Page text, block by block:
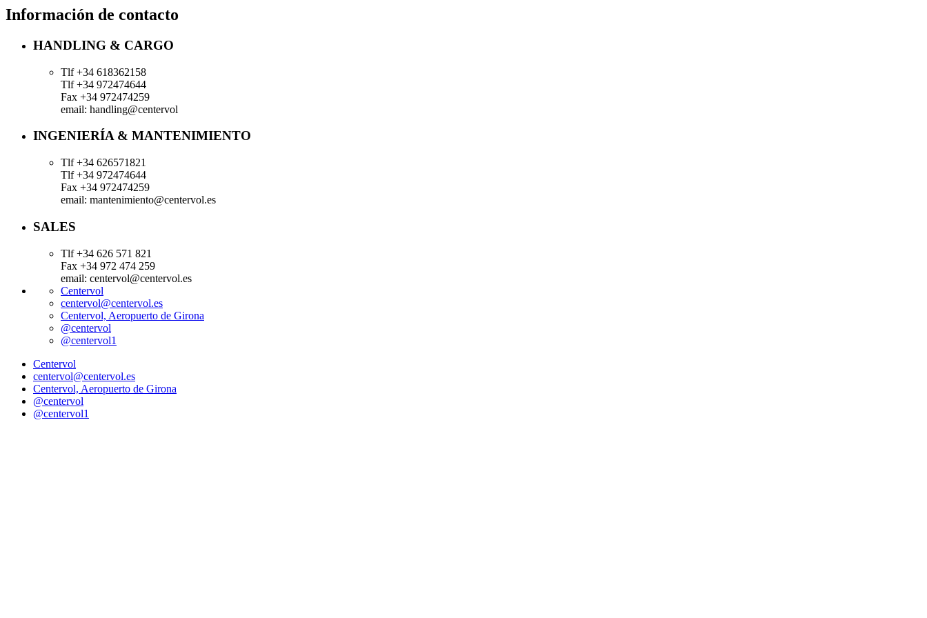
Información de contacto
HANDLING & CARGO
Tlf +34 618362158
Tlf +34 972474644
Fax +34 972474259
email: handling@centervol
INGENIERÍA & MANTENIMIENTO
Tlf +34 626571821
Tlf +34 972474644
Fax +34 972474259
email: mantenimiento@centervol.es
SALES
Tlf +34 626 571 821
Fax +34 972 474 259
email: centervol@centervol.es
Centervol
centervol@centervol.es
Centervol, Aeropuerto de Girona
@centervol
@centervol1
Centervol
centervol@centervol.es
Centervol, Aeropuerto de Girona
@centervol
@centervol1